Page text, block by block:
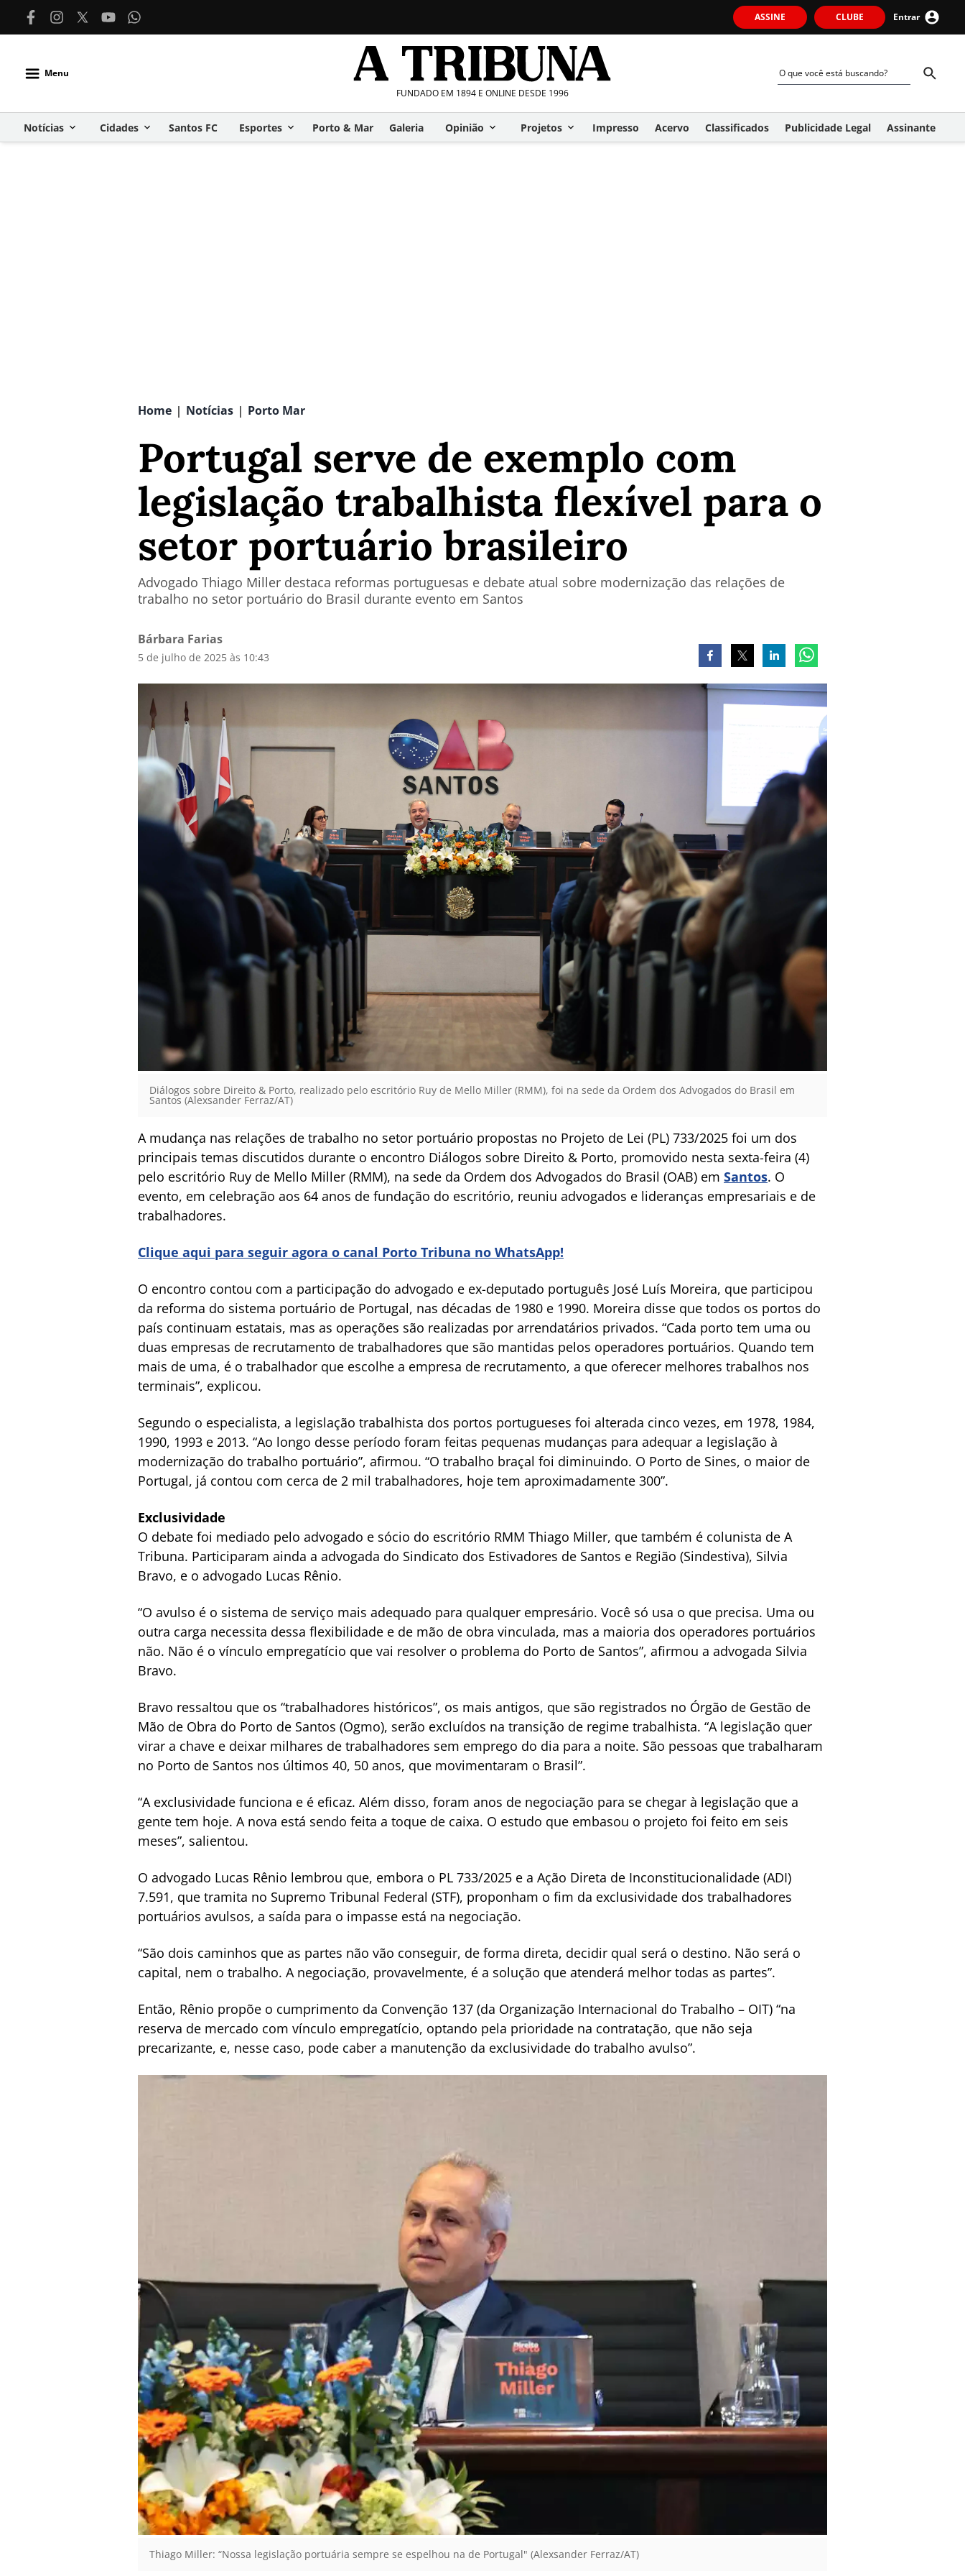
ASSINE CLUBE Entrar
Menu
FUNDADO EM 1894 E ONLINE DESDE 1996
Notícias Cidades Santos FC Esportes Porto & Mar Galeria Opinião Projetos Impresso Acervo Classificados Publicidade Legal Assinante
Home | Notícias | Porto Mar
Portugal serve de exemplo com
legislação trabalhista flexível para o
setor portuário brasileiro
Advogado Thiago Miller destaca reformas portuguesas e debate atual sobre modernização das relações de
trabalho no setor portuário do Brasil durante evento em Santos
Bárbara Farias
5 de julho de 2025 às 10:43
Diálogos sobre Direito & Porto, realizado pelo escritório Ruy de Mello Miller (RMM), foi na sede da Ordem dos Advogados do Brasil em
Santos (Alexsander Ferraz/AT)
A mudança nas relações de trabalho no setor portuário propostas no Projeto de Lei (PL) 733/2025 foi um dos
principais temas discutidos durante o encontro Diálogos sobre Direito & Porto, promovido nesta sexta-feira (4)
pelo escritório Ruy de Mello Miller (RMM), na sede da Ordem dos Advogados do Brasil (OAB) em Santos. O
evento, em celebração aos 64 anos de fundação do escritório, reuniu advogados e lideranças empresariais e de
trabalhadores.
Clique aqui para seguir agora o canal Porto Tribuna no WhatsApp!
O encontro contou com a participação do advogado e ex-deputado português José Luís Moreira, que participou
da reforma do sistema portuário de Portugal, nas décadas de 1980 e 1990. Moreira disse que todos os portos do
país continuam estatais, mas as operações são realizadas por arrendatários privados. “Cada porto tem uma ou
duas empresas de recrutamento de trabalhadores que são mantidas pelos operadores portuários. Quando tem
mais de uma, é o trabalhador que escolhe a empresa de recrutamento, a que oferecer melhores trabalhos nos
terminais”, explicou.
Segundo o especialista, a legislação trabalhista dos portos portugueses foi alterada cinco vezes, em 1978, 1984,
1990, 1993 e 2013. “Ao longo desse período foram feitas pequenas mudanças para adequar a legislação à
modernização do trabalho portuário”, afirmou. “O trabalho braçal foi diminuindo. O Porto de Sines, o maior de
Portugal, já contou com cerca de 2 mil trabalhadores, hoje tem aproximadamente 300”.
Exclusividade
O debate foi mediado pelo advogado e sócio do escritório RMM Thiago Miller, que também é colunista de A
Tribuna. Participaram ainda a advogada do Sindicato dos Estivadores de Santos e Região (Sindestiva), Silvia
Bravo, e o advogado Lucas Rênio.
“O avulso é o sistema de serviço mais adequado para qualquer empresário. Você só usa o que precisa. Uma ou
outra carga necessita dessa flexibilidade e de mão de obra vinculada, mas a maioria dos operadores portuários
não. Não é o vínculo empregatício que vai resolver o problema do Porto de Santos”, afirmou a advogada Silvia
Bravo.
Bravo ressaltou que os “trabalhadores históricos”, os mais antigos, que são registrados no Órgão de Gestão de
Mão de Obra do Porto de Santos (Ogmo), serão excluídos na transição de regime trabalhista. “A legislação quer
virar a chave e deixar milhares de trabalhadores sem emprego do dia para a noite. São pessoas que trabalharam
no Porto de Santos nos últimos 40, 50 anos, que movimentaram o Brasil”.
“A exclusividade funciona e é eficaz. Além disso, foram anos de negociação para se chegar à legislação que a
gente tem hoje. A nova está sendo feita a toque de caixa. O estudo que embasou o projeto foi feito em seis
meses”, salientou.
O advogado Lucas Rênio lembrou que, embora o PL 733/2025 e a Ação Direta de Inconstitucionalidade (ADI)
7.591, que tramita no Supremo Tribunal Federal (STF), proponham o fim da exclusividade dos trabalhadores
portuários avulsos, a saída para o impasse está na negociação.
“São dois caminhos que as partes não vão conseguir, de forma direta, decidir qual será o destino. Não será o
capital, nem o trabalho. A negociação, provavelmente, é a solução que atenderá melhor todas as partes”.
Então, Rênio propõe o cumprimento da Convenção 137 (da Organização Internacional do Trabalho – OIT) “na
reserva de mercado com vínculo empregatício, optando pela prioridade na contratação, que não seja
precarizante, e, nesse caso, pode caber a manutenção da exclusividade do trabalho avulso”.
Thiago Miller: “Nossa legislação portuária sempre se espelhou na de Portugal" (Alexsander Ferraz/AT)